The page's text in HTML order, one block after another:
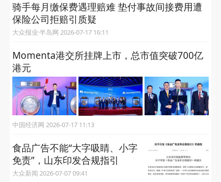
骑手每月缴保费遇理赔难 垫付事故间接费用遭
保险公司拒赔引质疑
大众报业·半岛网 2026-07-17 16:11
Momenta港交所挂牌上市，总市值突破700亿
港元
中国经济网 2026-07-17 11:13
食品广告不能“大字吸睛、小字
免责”，山东印发合规指引
大众新闻 2026-07-07 09:41